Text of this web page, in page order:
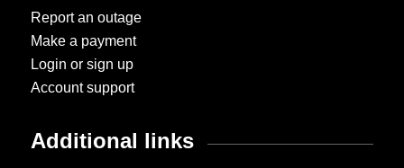
Report an outage
Make a payment
Login or sign up
Account support
Additional links